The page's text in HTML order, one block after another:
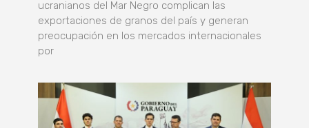
ucranianos del Mar Negro complican las
exportaciones de granos del país y generan
preocupación en los mercados internacionales
por